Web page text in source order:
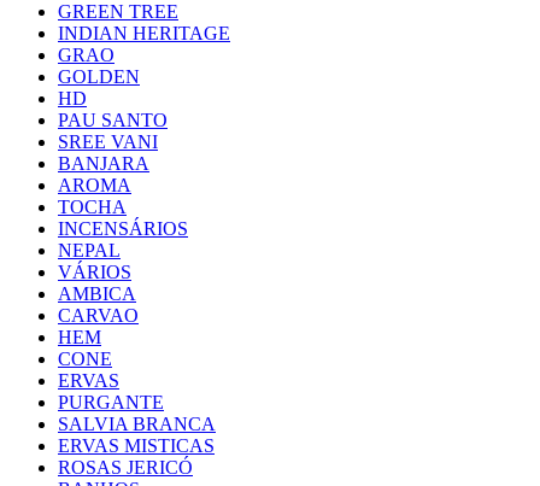
GREEN TREE
INDIAN HERITAGE
GRAO
GOLDEN
HD
PAU SANTO
SREE VANI
BANJARA
AROMA
TOCHA
INCENSÁRIOS
NEPAL
VÁRIOS
AMBICA
CARVAO
HEM
CONE
ERVAS
PURGANTE
SALVIA BRANCA
ERVAS MISTICAS
ROSAS JERICÓ